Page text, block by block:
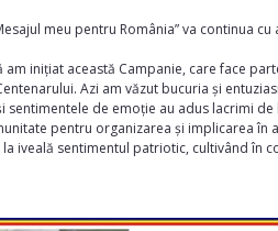
meu pentru România” va continua
am inițiat această Campanie, care face
Azi am văzut bucuria și
sentimentele de emoție au adus lacrimi
pentru organizarea și implicarea în
la iveală sentimentul patriotic, cultivând în